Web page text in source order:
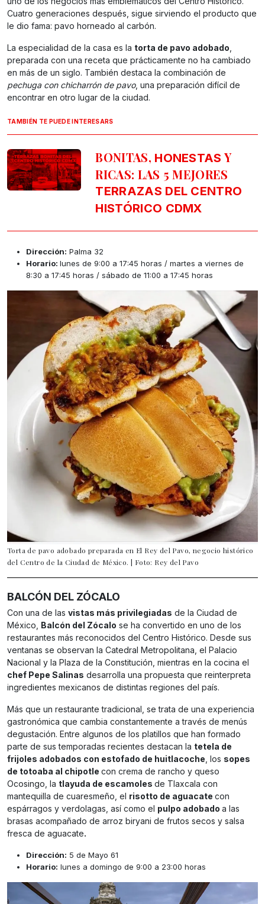
Cuatro generaciones después, sigue sirviendo el producto que
le dio fama: pavo horneado al carbón.
La especialidad de la casa es la torta de pavo adobado
preparada con una receta que prácticamente no ha cambiado
en más de un siglo. También destaca la combinación de
pechuga con chicharrón de pavo, una preparación difícil de
encontrar en otro lugar de la ciudad.
TAMBIÉN TE PUEDE INTERESARS
BONITAS, HONESTAS Y
RICAS: LAS 5 MEJORES
TERRAZAS DEL CENTRO
HISTÓRICO CDMX
Dirección: Palma 32
Horario: lunes de 9:00 a 17:45 horas / martes a viernes de
8:30 a 17:45 horas / sábado de 11:00 a 17:45 horas
Torta de pavo adobado preparada en El Rey del Pavo, negocio histórico
del Centro de la Ciudad de México. | Foto: Rey del Pavo
BALCÓN DEL ZÓCALO
Con una de las vistas más privilegiadas de la Ciudad de
México, Balcón del Zócalo se ha convertido en uno de los
restaurantes más reconocidos del Centro Histórico. Desde sus
ventanas se observan la Catedral Metropolitana, el Palacio
Nacional y la Plaza de la Constitución, mientras en la cocina el
chef Pepe Salinas desarrolla una propuesta que reinterpreta
ingredientes mexicanos de distintas regiones del país.
Más que un restaurante tradicional, se trata de una experiencia
gastronómica que cambia constantemente a través de menús
degustación. Entre algunos de los platillos que han formado
parte de sus temporadas recientes destacan la tetela de
frijoles adobados con estofado de huitlacoche , los sopes
de totoaba al chipotle con crema de rancho y queso
Ocosingo, la tlayuda de escamoles de Tlaxcala con
mantequilla de cuaresmeño, el risotto de aguacate con
espárragos y verdolagas, así como el pulpo adobado a las
brasas acompañado de arroz biryani de frutos secos y salsa
fresca de aguacate.
Dirección: 5 de Mayo 61
Horario: lunes a domingo de 9:00 a 23:00 horas